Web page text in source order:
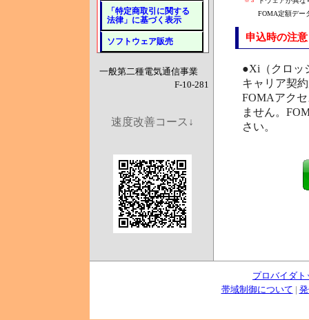
FOMA定額デー
申込時の注意
●Xi（クロッ
キャリア契
FOMAアク
ません。
さい。
「特定商取引に関する
法律」に基づく表示
ソフトウェア販売
一般第二種電気通信事業
F-10-281
速度改善コース↓
プロバイダト
帯域制御について